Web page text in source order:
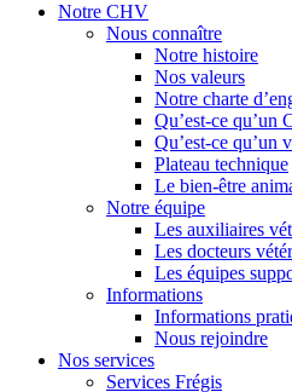
Notre CHV
Nous connaître
Notre histoire
Nos valeurs
Notre charte
Qu’est-ce qu’un
Qu’est-ce qu’un
Plateau technique
Le bien-être
Notre équipe
Les auxiliaires
Les docteurs
Les équipes
Informations
Informations
Nous rejoindre
Nos services
Services Frégis